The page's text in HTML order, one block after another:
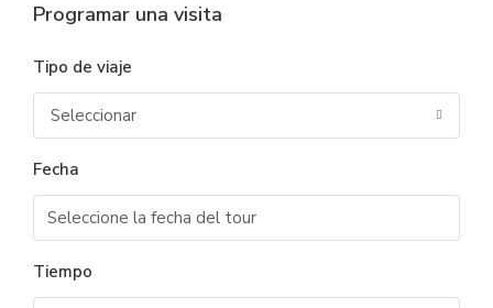
Programar una visita
Tipo de viaje
Seleccionar
Fecha
Tiempo